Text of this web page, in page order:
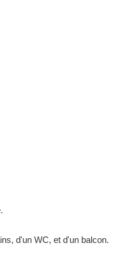
d'un WC, et d'un balcon.